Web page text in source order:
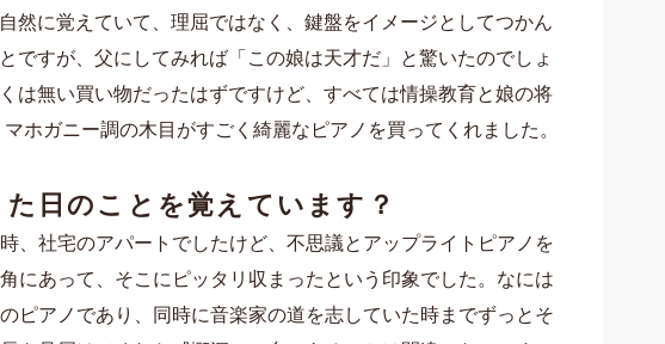
に覚えていて、理屈ではなく、鍵盤をイメージとしてつかん
すが、父にしてみれば「この娘は天才だ」と驚いたのでしょ
は無い買い物だったはずですけど、すべては情操教育と娘の将
ガニー調の木目がすごく綺麗なピアノを買ってくれました。
日のことを覚えています？
、社宅のアパートでしたけど、不思議とアップライトピアノを
にあって、そこにピッタリ収まったという印象でした。なには
ピアノであり、同時に音楽家の道を志していた時までずっとそ